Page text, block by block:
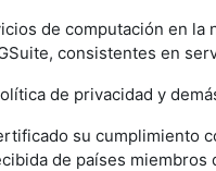
de computación en
consistentes en
de privacidad y
su cumplimiento
de países